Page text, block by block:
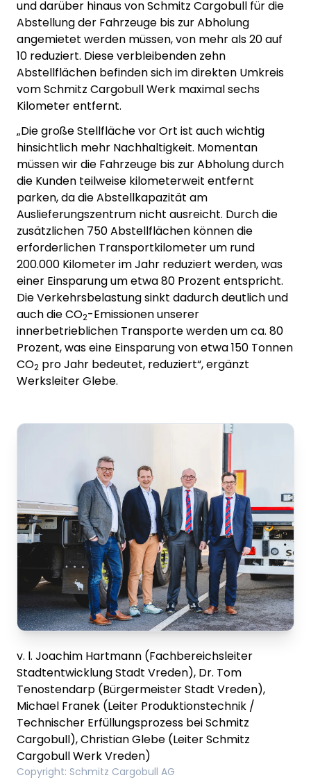
und darüber hinaus von Schmitz Cargobull für die
Abstellung der Fahrzeuge bis zur Abholung
angemietet werden müssen, von mehr als 20 auf
10 reduziert. Diese verbleibenden zehn
Abstellflächen befinden sich im direkten Umkreis
vom Schmitz Cargobull Werk maximal sechs
Kilometer entfernt.
„Die große Stellfläche vor Ort ist auch wichtig
hinsichtlich mehr Nachhaltigkeit. Momentan
müssen wir die Fahrzeuge bis zur Abholung durch
die Kunden teilweise kilometerweit entfernt
parken, da die Abstellkapazität am
Auslieferungszentrum nicht ausreicht. Durch die
zusätzlichen 750 Abstellflächen können die
erforderlichen Transportkilometer um rund
200.000 Kilometer im Jahr reduziert werden, was
einer Einsparung um etwa 80 Prozent entspricht.
Die Verkehrsbelastung sinkt dadurch deutlich und
auch die CO2-Emissionen unserer
innerbetrieblichen Transporte werden um ca. 80
Prozent, was eine Einsparung von etwa 150 Tonnen
CO2 pro Jahr bedeutet, reduziert“, ergänzt
Werksleiter Glebe.
v. l. Joachim Hartmann (Fachbereichsleiter
Stadtentwicklung Stadt Vreden), Dr. Tom
Tenostendarp (Bürgermeister Stadt Vreden),
Michael Franek (Leiter Produktionstechnik /
Technischer Erfüllungsprozess bei Schmitz
Cargobull), Christian Glebe (Leiter Schmitz
Cargobull Werk Vreden)
Copyright: Schmitz Cargobull AG